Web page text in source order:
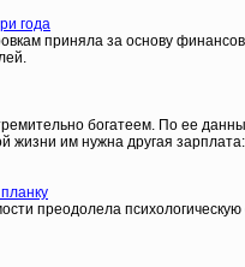
года
приняла за основу
богатеем. По ее
жизни им нужна другая
преодолела